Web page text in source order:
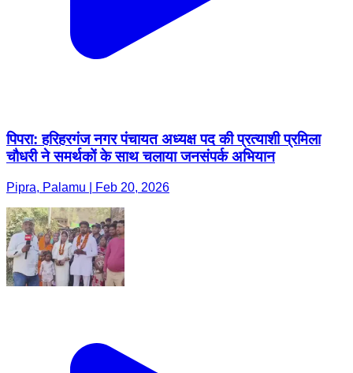
पिपरा: हरिहरगंज नगर पंचायत अध्यक्ष पद की प्रत्याशी प्रमिला
चौधरी ने समर्थकों के साथ चलाया जनसंपर्क अभियान
Pipra, Palamu | Feb 20, 2026